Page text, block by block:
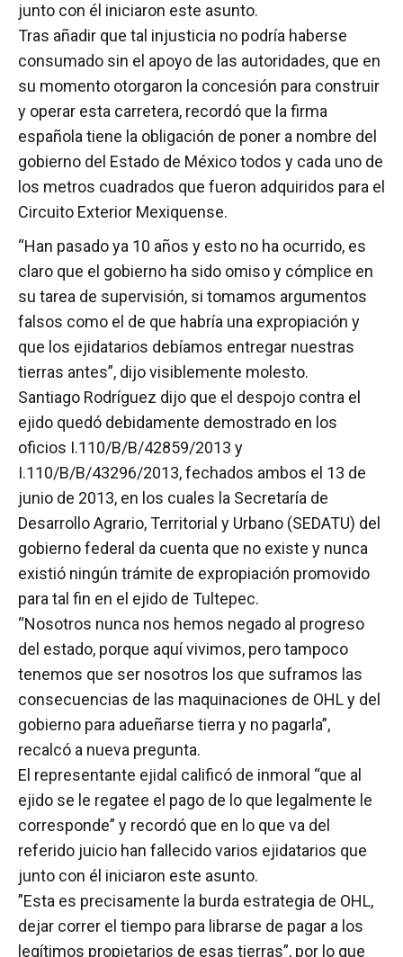
junto con él iniciaron este asunto.
Tras añadir que tal injusticia no podría haberse
consumado sin el apoyo de las autoridades, que en
su momento otorgaron la concesión para construir
y operar esta carretera, recordó que la firma
española tiene la obligación de poner a nombre del
gobierno del Estado de México todos y cada uno de
los metros cuadrados que fueron adquiridos para el
Circuito Exterior Mexiquense.
“Han pasado ya 10 años y esto no ha ocurrido, es
claro que el gobierno ha sido omiso y cómplice en
su tarea de supervisión, si tomamos argumentos
falsos como el de que habría una expropiación y
que los ejidatarios debíamos entregar nuestras
tierras antes”, dijo visiblemente molesto.
Santiago Rodríguez dijo que el despojo contra el
ejido quedó debidamente demostrado en los
oficios I.110/B/B/42859/2013 y
I.110/B/B/43296/2013, fechados ambos el 13 de
junio de 2013, en los cuales la Secretaría de
Desarrollo Agrario, Territorial y Urbano (SEDATU) del
gobierno federal da cuenta que no existe y nunca
existió ningún trámite de expropiación promovido
para tal fin en el ejido de Tultepec.
“Nosotros nunca nos hemos negado al progreso
del estado, porque aquí vivimos, pero tampoco
tenemos que ser nosotros los que suframos las
consecuencias de las maquinaciones de OHL y del
gobierno para adueñarse tierra y no pagarla”,
recalcó a nueva pregunta.
El representante ejidal calificó de inmoral “que al
ejido se le regatee el pago de lo que legalmente le
corresponde” y recordó que en lo que va del
referido juicio han fallecido varios ejidatarios que
junto con él iniciaron este asunto.
”Esta es precisamente la burda estrategia de OHL,
dejar correr el tiempo para librarse de pagar a los
legítimos propietarios de esas tierras”, por lo que